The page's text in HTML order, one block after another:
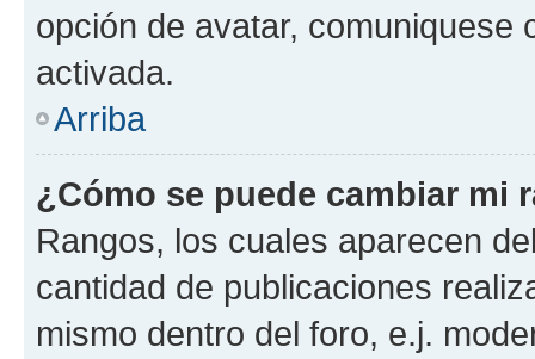
opción de avatar, comuniquese
activada.
Arriba
¿Cómo se puede cambiar mi
Rangos, los cuales aparecen
cantidad de publicaciones
mismo dentro del foro, e.j.